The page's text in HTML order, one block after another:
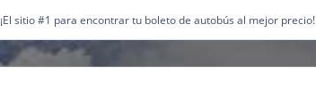
¡El sitio #1 para encontrar tu boleto de autobús al mejor precio!